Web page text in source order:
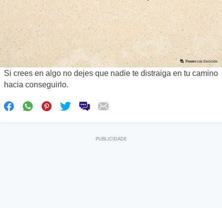
Si crees en algo no dejes que nadie te distraiga en tu camino
hacia conseguirlo.